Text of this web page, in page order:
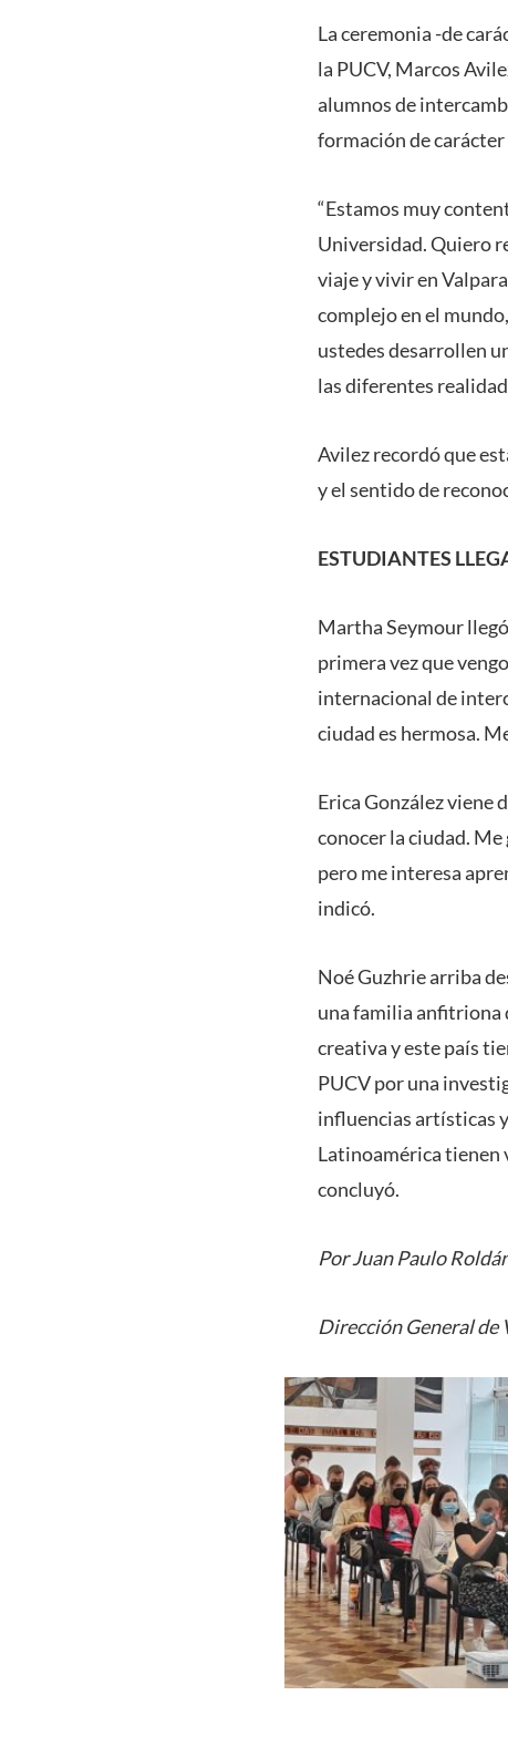
La ceremonia -de
la PUCV, Marcos
alumnos de
formación de
“Estamos muy
Universidad. Quiero
viaje y vivir en
complejo en el
ustedes desarrollen
las diferentes
Avilez recordó que
y el sentido de
ESTUDIANTES
Martha Seymour
primera vez que
internacional de
ciudad es hermosa.
Erica González viene
conocer la ciudad.
pero me interesa
indicó.
Noé Guzhrie arriba
una familia anfitriona
creativa y este país
PUCV por una
influencias artísticas
Latinoamérica tienen
concluyó.
Por Juan Paulo
Dirección General